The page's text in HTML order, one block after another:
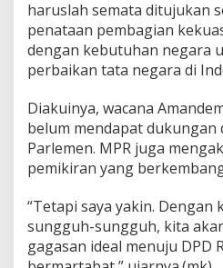
haruslah semata ditujukan
penataan pembagian
dengan kebutuhan negara
perbaikan tata negara di
Diakuinya, wacana
belum mendapat
Parlemen. MPR juga
pemikiran yang
“Tetapi saya yakin. Dengan
sungguh-sungguh, kita
gagasan ideal menuju DPD